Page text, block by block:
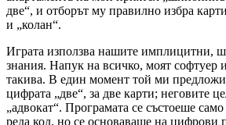
две“, и отборът му правилно избра
и „колан“.
Играта използва нашите имплицитни,
знания. Напук на всичко, моят софтуер
такива. В един момент той ми предложи
цифрата „две“, за две карти; неговите
„адвокат“. Програмата се състоеше
реда код, но се основаваше на цифрови